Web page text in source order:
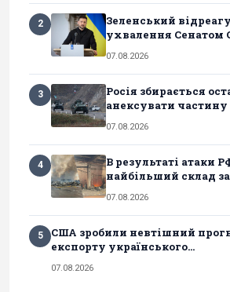
2
Зеленський
ухвалення Сенатом
07.08.2026
3
Росія збирається
анексувати частину
07.08.2026
4
В результаті атаки
найбільший склад
07.08.2026
5
США зробили невтішний
експорту українського...
07.08.2026